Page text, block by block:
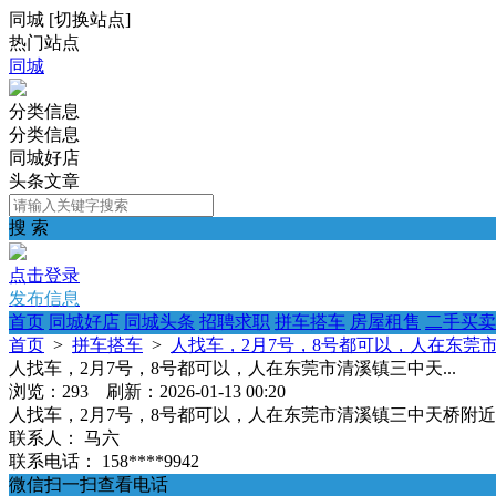
同城 [切换站点]
热门站点
同城
分类信息
分类信息
同城好店
头条文章
搜 索
点击登录
发布信息
首页 同城好店 同城头条 招聘求职 拼车搭车 房屋租售 二手买卖
首页 > 拼车搭车 >
人找车，2月7号，8号都可以，人在东莞
人找车，2月7号，8号都可以，人在东莞市清溪镇三中天...
浏览：293 刷新：2026-01-13 00:20
人找车，2月7号，8号都可以，人在东莞市清溪镇三中天桥附
联系人：
马六
联系电话：
158****9942
微信扫一扫查看电话